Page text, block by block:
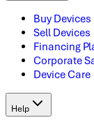
Buy Devices
Sell Devices
Financing
Corporate
Device Care
Help